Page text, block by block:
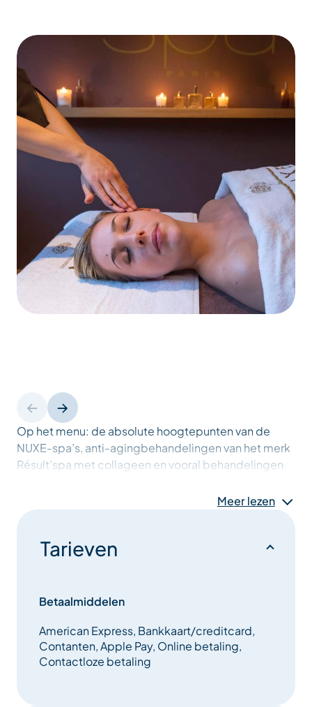
Op het menu: de absolute hoogtepunten van de
NUXE-spa’s, anti-agingbehandelingen van het merk
Résult’spa met collageen en vooral behandelingen
doen!
19.00 uur
Meer lezen
Tarieven
Betaalmiddelen
American Express, Bankkaart/creditcard,
Contanten, Apple Pay, Online betaling,
Contactloze betaling